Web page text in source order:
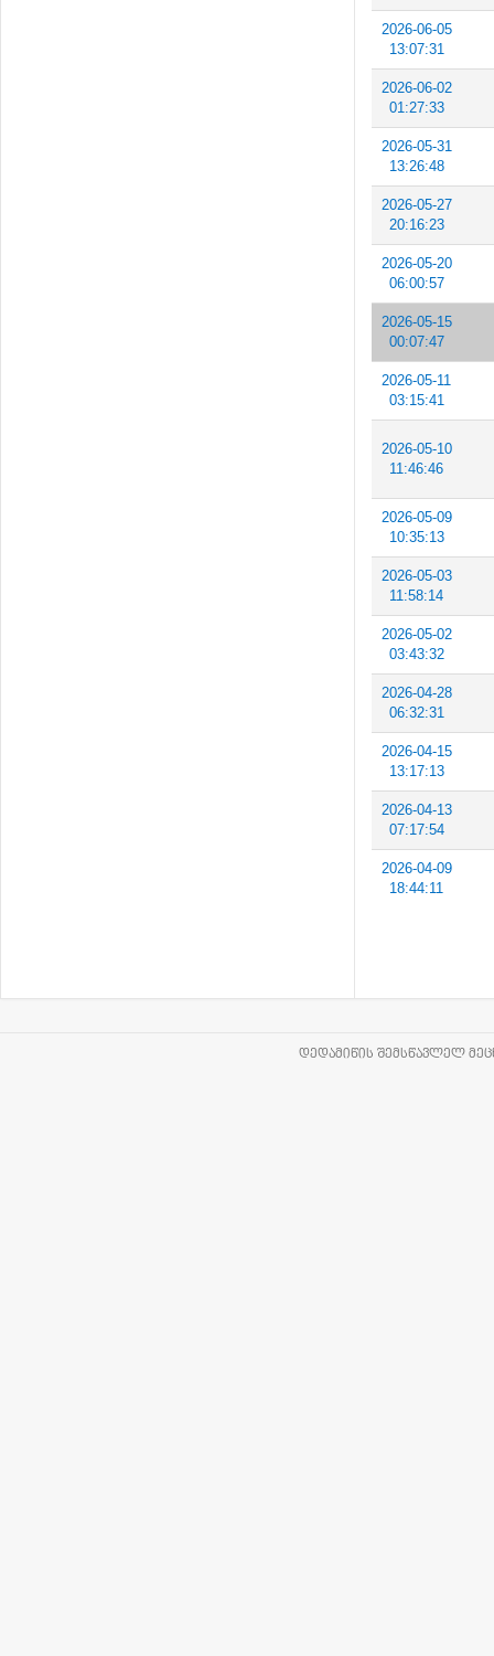
2026-06-05
13:07:31
2026-06-02
01:27:33
2026-05-31
13:26:48
2026-05-27
20:16:23
2026-05-20
06:00:57
2026-05-15
00:07:47
2026-05-11
03:15:41
2026-05-10
11:46:46
2026-05-09
10:35:13
2026-05-03
11:58:14
2026-05-02
03:43:32
2026-04-28
06:32:31
2026-04-15
13:17:13
2026-04-13
07:17:54
2026-04-09
18:44:11
ᲓᲔᲓᲐᲛᲘᲬᲘᲡ ᲨᲔᲛᲡᲬᲐᲕᲚᲔᲚ